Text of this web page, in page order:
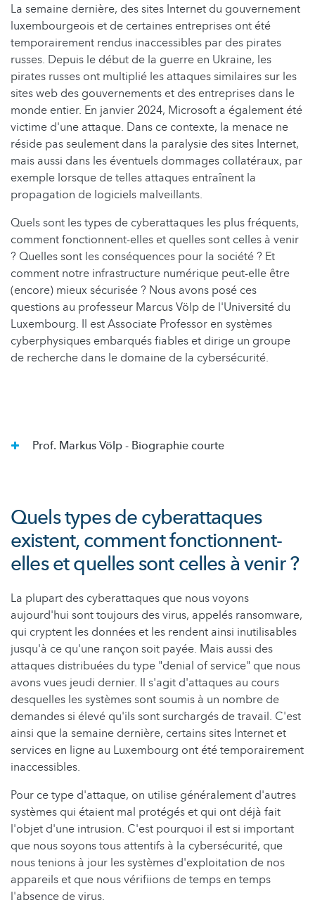
La semaine dernière, des sites Internet du gouvernement
luxembourgeois et de certaines entreprises ont été
temporairement rendus inaccessibles par des pirates
russes. Depuis le début de la guerre en Ukraine, les
pirates russes ont multiplié les attaques similaires sur les
sites web des gouvernements et des entreprises dans le
monde entier. En janvier 2024, Microsoft a également été
victime d'une attaque. Dans ce contexte, la menace ne
réside pas seulement dans la paralysie des sites Internet,
mais aussi dans les éventuels dommages collatéraux, par
exemple lorsque de telles attaques entraînent la
propagation de logiciels malveillants.
Quels sont les types de cyberattaques les plus fréquents,
comment fonctionnent-elles et quelles sont celles à venir
? Quelles sont les conséquences pour la société ? Et
comment notre infrastructure numérique peut-elle être
(encore) mieux sécurisée ? Nous avons posé ces
questions au professeur Marcus Völp de l'Université du
Luxembourg. Il est Associate Professor en systèmes
cyberphysiques embarqués fiables et dirige un groupe
de recherche dans le domaine de la cybersécurité.
Prof. Markus Völp - Biographie courte
Quels types de cyberattaques
existent, comment fonctionnent-
elles et quelles sont celles à venir ?
La plupart des cyberattaques que nous voyons
aujourd'hui sont toujours des virus, appelés ransomware,
qui cryptent les données et les rendent ainsi inutilisables
jusqu'à ce qu'une rançon soit payée. Mais aussi des
attaques distribuées du type "denial of service" que nous
avons vues jeudi dernier. Il s'agit d'attaques au cours
desquelles les systèmes sont soumis à un nombre de
demandes si élevé qu'ils sont surchargés de travail. C'est
ainsi que la semaine dernière, certains sites Internet et
services en ligne au Luxembourg ont été temporairement
inaccessibles.
Pour ce type d'attaque, on utilise généralement d'autres
systèmes qui étaient mal protégés et qui ont déjà fait
l'objet d'une intrusion. C'est pourquoi il est si important
que nous soyons tous attentifs à la cybersécurité, que
nous tenions à jour les systèmes d'exploitation de nos
appareils et que nous vérifiions de temps en temps
l'absence de virus.